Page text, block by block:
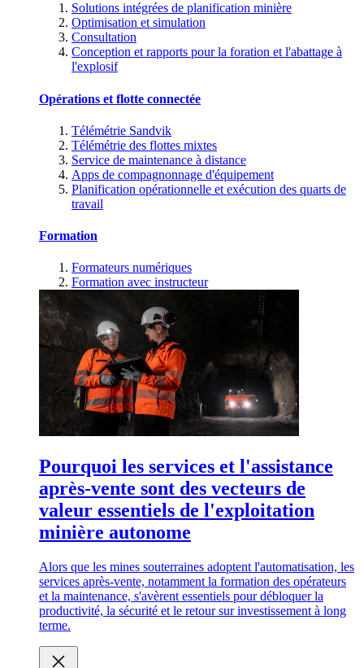
Solutions intégrées de planification minière
Optimisation et simulation
Consultation
Conception et rapports pour la foration et l'abattage à
l'explosif
Opérations et flotte connectée
Télémétrie Sandvik
Télémétrie des flottes mixtes
Service de maintenance à distance
Apps de compagnonnage d'équipement
Planification opérationnelle et exécution des quarts de
travail
Formation
Formateurs numériques
Formation avec instructeur
Pourquoi les services et l'assistance
après-vente sont des vecteurs de
valeur essentiels de l'exploitation
minière autonome
Alors que les mines souterraines adoptent l'automatisation, les
services après-vente, notamment la formation des opérateurs
et la maintenance, s'avèrent essentiels pour débloquer la
productivité, la sécurité et le retour sur investissement à long
terme.